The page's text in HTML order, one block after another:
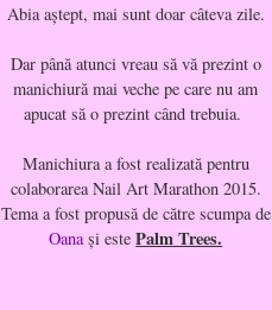
Abia aştept, mai sunt doar câteva zile.
Dar până atunci vreau să vă prezint o
manichiură mai veche pe care nu am
apucat să o prezint când trebuia.
Manichiura a fost realizată pentru
colaborarea Nail Art Marathon 2015.
Tema a fost propusă de către scumpa de
Oanaşi estePalm Trees.